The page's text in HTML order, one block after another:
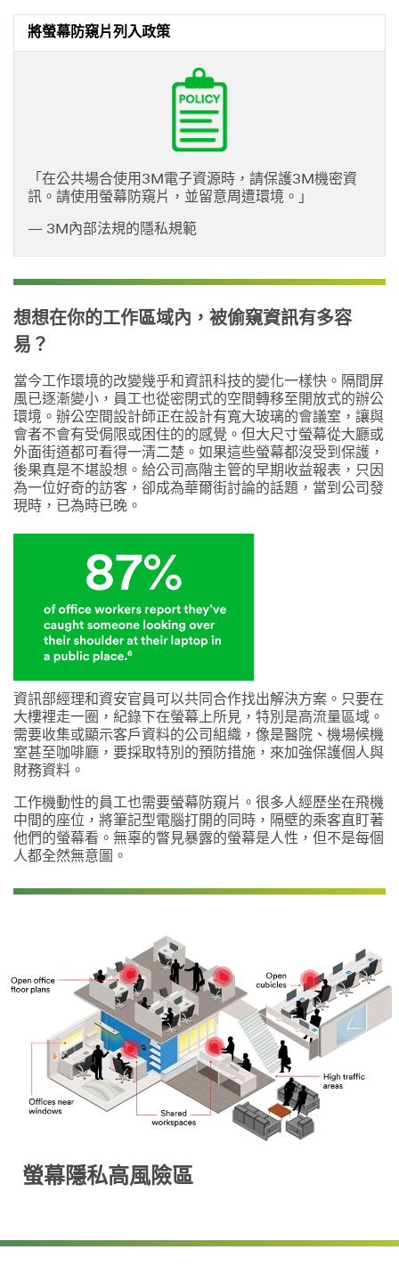
將螢幕防窺片列入政策
「在公共場合使用3M電子資源時，請保護3M機密資
訊。請使用螢幕防窺片，並留意周遭環境。」
— 3M內部法規的隱私規範
想想在你的工作區域內，被偷窺資訊有多容
易？
當今工作環境的改變幾乎和資訊科技的變化一樣快。隔間屏
風已逐漸變小，員工也從密閉式的空間轉移至開放式的辦公
環境。辦公空間設計師正在設計有寬大玻璃的會議室，讓與
會者不會有受侷限或困住的的感覺。但大尺寸螢幕從大廳或
外面街道都可看得一清二楚。如果這些螢幕都沒受到保護，
後果真是不堪設想。給公司高階主管的早期收益報表，只因
為一位好奇的訪客，卻成為華爾街討論的話題，當到公司發
現時，已為時已晚。
資訊部經理和資安官員可以共同合作找出解決方案。只要在
大樓裡走一圈，紀錄下在螢幕上所見，特別是高流量區域。
需要收集或顯示客戶資料的公司組織，像是醫院、機場候機
室甚至咖啡廳，要採取特別的預防措施，來加強保護個人與
財務資料。
工作機動性的員工也需要螢幕防窺片。很多人經歷坐在飛機
中間的座位，將筆記型電腦打開的同時，隔壁的乘客直盯著
他們的螢幕看。無辜的瞥見暴露的螢幕是人性，但不是每個
人都全然無意圖。
螢幕隱私高風險區
l